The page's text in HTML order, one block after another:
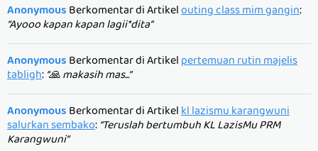
AnonymousBerkomentar di Artikelouting class mim gangin:
“Ayooo kapan kapan lagii*dita”
AnonymousBerkomentar di Artikelpertemuan rutin majelis
tabligh:“🙏 makasih mas...”
AnonymousBerkomentar di Artikelkl lazismu karangwuni
salurkan sembako:“Teruslah bertumbuh KL LazisMu PRM
Karangwuni”